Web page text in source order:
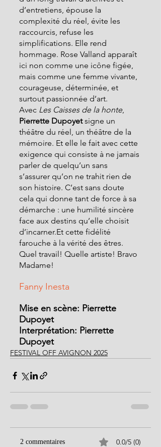
d’entretiens, épouse la
complexité du réel, évite les
raccourcis, refuse les
simplifications. Elle rend
hommage. Rose Valland apparaît
ici non comme une icône figée,
mais comme une femme vivante,
courageuse, déterminée, et
surtout passionnée d’art.
Avec Les Caisses de la honte,
Pierrette Dupoyet signe un
théâtre du réel, un théâtre de la
mémoire. Et elle le fait avec cette
exigence qui consiste à ne jamais
parler de quelqu’un sans
s’assurer qu’on ne trahit rien de
son histoire. C’est sans doute
cela qui donne tant de force à sa
démarche : une humilité sincère
face aux destins qu’elle choisit
d’incarner.Et cette fidélité
farouche à la vérité des êtres.
Quel travail! Quelle artiste! Bravo
Madame!
Fanny Inesta
Mise en scène: Pierrette
Dupoyet
Interprétation: Pierrette
Dupoyet
FESTIVAL OFF AVIGNON 2025
2 commentaires 0.0/5 (0)